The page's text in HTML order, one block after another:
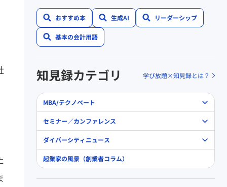
おすすめ本 生成AI リーダーシップ
基本の会計用語
知見録カテゴリ 学び放題×知見録とは？
MBA/テクノベート
セミナー／カンファレンス
ダイバーシティニュース
起業家の風景（創業者コラム）